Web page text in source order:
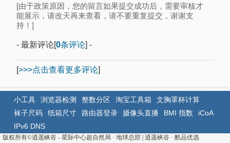
[由于政策原因，您的留言如果提交成功后，需要审核才
能展示，请改天再来查看，请不要重复提交，谢谢支
持！]
- 最新评论[0条评论] -
[>>>点击查看更多评论]
小工具 浏览器检测 整数分区 淘宝工具箱
文胸罩杯计算
袜子尺码
纸箱尺寸 路由器登录 摄像头直播 BMI 指数
iCoA
IPv6 DNS
版权所有©逍遥峡谷 - 星际中心超自然局 · 地球总部 逍遥峡谷 · 酷品优选